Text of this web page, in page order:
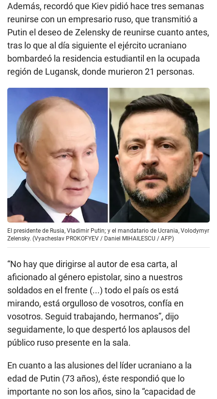
Además, recordó que Kiev pidió hace tres semanas
reunirse con un empresario ruso, que transmitió a
Putin el deseo de Zelensky de reunirse cuanto antes,
tras lo que al día siguiente el ejército ucraniano
bombardeó la residencia estudiantil en la ocupada
región de Lugansk, donde murieron 21 personas.
El presidente de Rusia, Vladimir Putin; y el mandatario de Ucrania, Volodymyr
Zelensky. (Vyacheslav PROKOFYEV / Daniel MIHAILESCU / AFP)
“No hay que dirigirse al autor de esa carta, al
aficionado al género epistolar, sino a nuestros
soldados en el frente (...) todo el país os está
mirando, está orgulloso de vosotros, confía en
vosotros. Seguid trabajando, hermanos”, dijo
seguidamente, lo que despertó los aplausos del
público ruso presente en la sala.
En cuanto a las alusiones del líder ucraniano a la
edad de Putin (73 años), éste respondió que lo
importante no son los años, sino la “capacidad de